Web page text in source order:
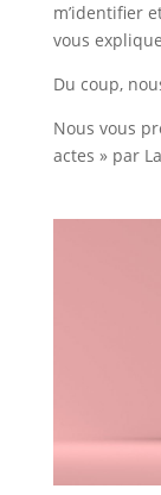
m’identifier
vous
Du coup,
Nous vous
actes » par